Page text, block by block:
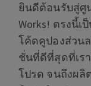
ยินดีต้อนรับสู่ศู
Works! ตรงนี้
โค้ดคูปองส่วน
ชั่นที่ดีที่สุดที่เร
โปรด จนถึงผลิ